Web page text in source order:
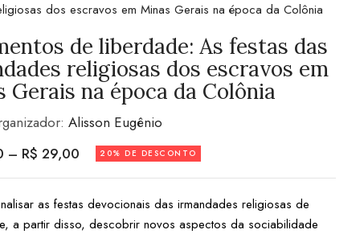
dos escravos em Minas Gerais na época da Colônia
de liberdade: As festas das
religiosas dos escravos em
Gerais na época da Colônia
Alisson Eugênio
– R$ 29,00 20% DE DESCONTO
as festas devocionais das irmandades religiosas de
a partir disso, descobrir novos aspectos da sociabilidade